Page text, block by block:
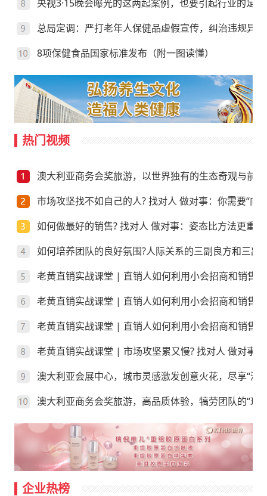
央视3·15晚会曝光的这两起案例，也要引起行业的足
总局定调：严打老年人保健品虚假宣传，纠治违规异
8项保健食品国家标准发布（附一图读懂）
热门视频
澳大利亚商务会奖旅游，以世界独有的生态奇观与前
市场攻坚找不如自己的人? 找对人 做对事：你需要“向
如何做最好的销售? 找对人 做对事：姿态比方法更重要!
如何培养团队的良好氛围?人际关系的三副良方和三副
老黄直销实战课堂 | 直销人如何利用小会招商和销售
老黄直销实战课堂 | 直销人如何利用小会招商和销售
老黄直销实战课堂 | 直销人如何利用小会招商和销售
老黄直销实战课堂 | 市场攻坚累又慢? 找对人 做对事
澳大利亚会展中心，城市灵感激发创意火花，尽享“澳”
澳大利亚商务会奖旅游，高品质体验，犒劳团队的“玩”
企业热榜